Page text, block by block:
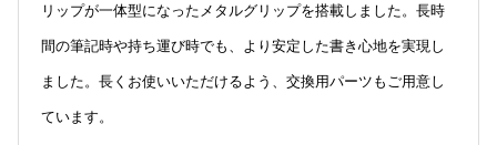
リップが一体型になったメタルグリップを搭載しました。長時
間の筆記時や持ち運び時でも、より安定した書き心地を実現し
ました。 長くお使いいただけるよう、交換用パーツもご用意し
ています。